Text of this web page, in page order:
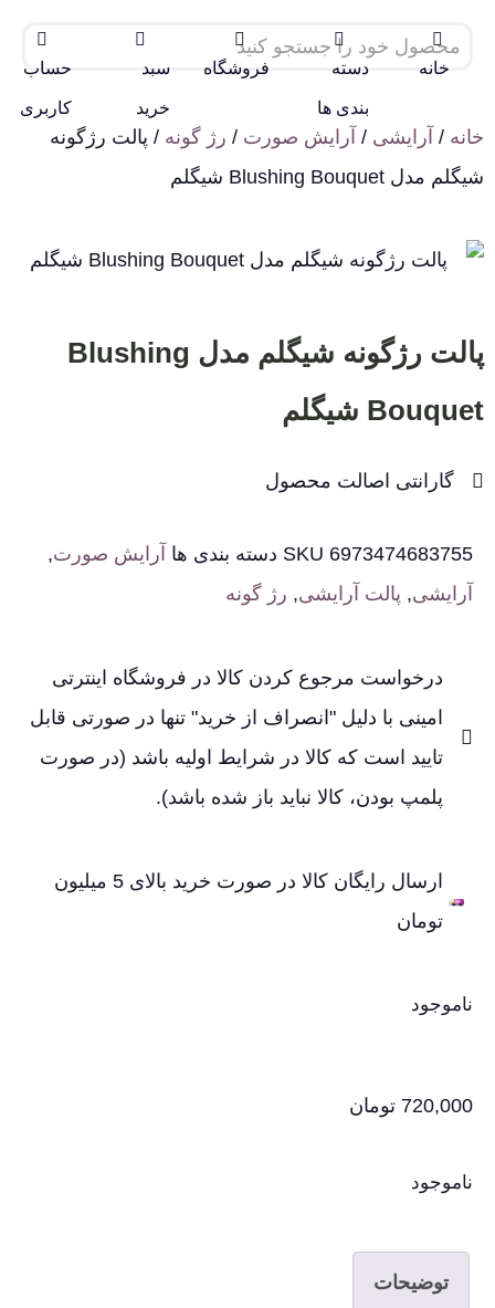
خانه دسته
بندی ها
فروشگاه سبد
خرید
حساب
کاربری
خانه / آرایشی / آرایش صورت / رژ گونه / پالت رژگونه
شیگلم مدل Blushing Bouquet شیگلم
پالت رژگونه شیگلم مدل Blushing
Bouquet شیگلم
گارانتی اصالت محصول
SKU 6973474683755 دسته بندی ها آرایش صورت,
آرایشی, پالت آرایشی, رژ گونه
درخواست مرجوع کردن کالا در فروشگاه اینترتی
امینی با دلیل "انصراف از خرید" تنها در صورتی قابل
تایید است که کالا در شرایط اولیه باشد (در صورت
پلمپ بودن، کالا نباید باز شده باشد).
ارسال رایگان کالا در صورت خرید بالای 5 میلیون
تومان
ناموجود
720,000 تومان
ناموجود
توضیحات